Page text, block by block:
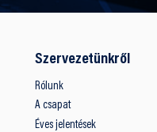
Szervezetünkről
Rólunk
A csapat
Éves jelentések